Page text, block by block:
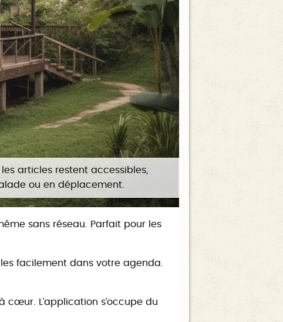
articles restent accessibles,
ou en déplacement.
sans réseau. Parfait pour les
facilement dans votre agenda.
L’application s’occupe du